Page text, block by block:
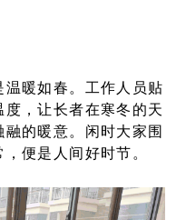
暖如春。工作人员贴
，让长者在寒冬的天
的暖意。闲时大家围
便是人间好时节。